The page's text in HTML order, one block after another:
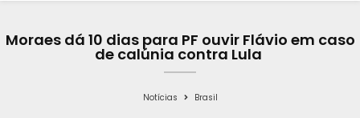
o
e g
r
a
e
b
Moraes dá 10 dias para PF ouvir Flávio em caso
de calúnia contra Lula
Notícias Brasil